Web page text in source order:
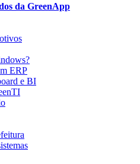
da GreenApp
ERP
e BI